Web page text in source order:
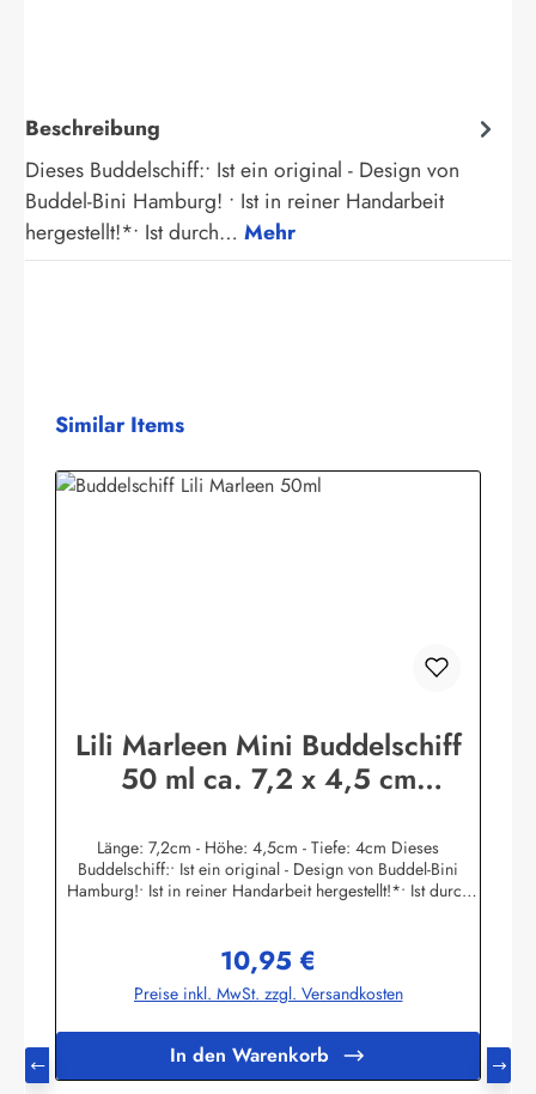
Beschreibung
Dieses Buddelschiff:• Ist ein original - Design von
Buddel-Bini Hamburg! • Ist in reiner Handarbeit
hergestellt!*• Ist durch… Mehr
Produktgalerie überspringen
Similar Items
Lili Marleen Mini Buddelschiff
50 ml ca. 7,2 x 4,5 cm
Länge: 7,2cm - Höhe: 4,5cm - Tiefe: 4cm Dieses
Buddelschiff:• Ist ein original - Design von Buddel-Bini
Hamburg!• Ist in reiner Handarbeit hergestellt!*• Ist durch
Schiffsname ist auf dem Goldpapier - Schild gedruckt.• Ist
mit echtem Siegellack und original Buddel-Bini Stempel
(Petschaft) versiegelt, kein Plastik!• Hat einen
Spritzguss!• Die Masten und Rundhölzer sind aus Palmblatt-
Rippen handgeschnitzt, kein Plastik!• Ist in einer original
Glasflasche eingebaut!• Hat einen Flaschen-Ozean aus
Regulärer Preis:
10,95 €
Preise inkl. MwSt. zzgl. Versandkosten
In den Warenkorb